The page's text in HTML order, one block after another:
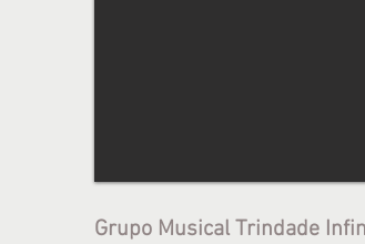
Grupo Musical Trindade